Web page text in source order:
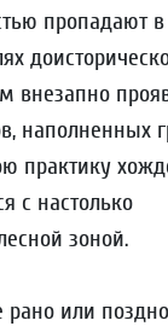
пропадают
внезапно
наполненных
практику
с настолько
зоной.
рано или поздно